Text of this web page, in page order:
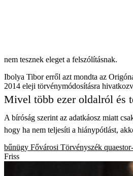
nem tesznek eleget a felszólításnak.
Ibolya Tibor erről azt mondta az
2014 eleji törvénymódosításra
Mivel több ezer oldalról és
A bíróság szerint az adatkáosz miatt
hogy ha nem teljesíti a hiánypótlást,
bűnügy Fővárosi Törvényszék
Friss